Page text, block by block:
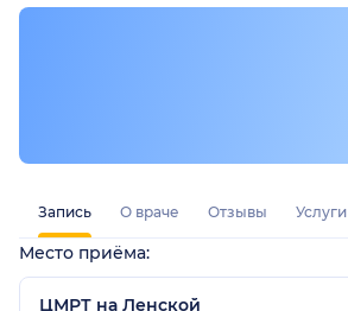
Запись О враче Отзывы Услуги
Место приёма:
ЦМРТ на Ленской